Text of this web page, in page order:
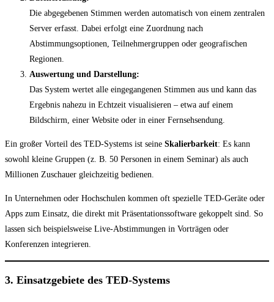
Die abgegebenen Stimmen werden automatisch von einem zentralen
Server erfasst. Dabei erfolgt eine Zuordnung nach
Abstimmungsoptionen, Teilnehmergruppen oder geografischen
Regionen.
Auswertung und Darstellung:
Das System wertet alle eingegangenen Stimmen aus und kann das
Ergebnis nahezu in Echtzeit visualisieren – etwa auf einem
Bildschirm, einer Website oder in einer Fernsehsendung.
Ein großer Vorteil des TED-Systems ist seine Skalierbarkeit: Es kann
sowohl kleine Gruppen (z. B. 50 Personen in einem Seminar) als auch
Millionen Zuschauer gleichzeitig bedienen.
In Unternehmen oder Hochschulen kommen oft spezielle TED-Geräte oder
Apps zum Einsatz, die direkt mit Präsentationssoftware gekoppelt sind. So
lassen sich beispielsweise Live-Abstimmungen in Vorträgen oder
Konferenzen integrieren.
3. Einsatzgebiete des TED-Systems